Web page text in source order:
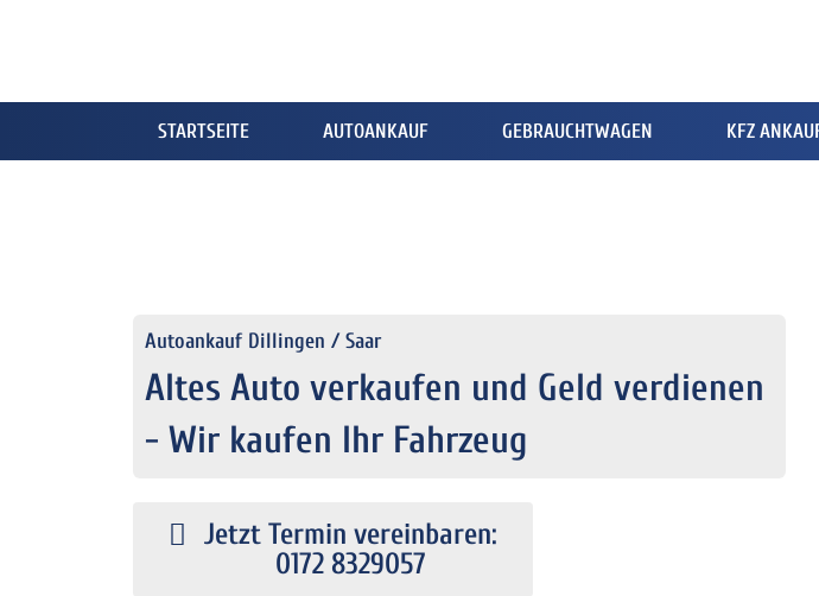
STARTSEITE AUTOANKAUF GEBRAUCHTWAGEN KFZ
Autoankauf Dillingen / Saar
Altes Auto verkaufen und Geld verdienen
- Wir kaufen Ihr Fahrzeug
Jetzt Termin vereinbaren:
0172 8329057